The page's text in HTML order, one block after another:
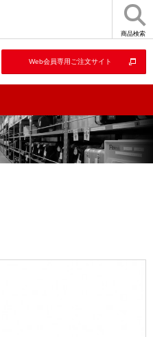
商品検索
Web会員専用ご注文サイト